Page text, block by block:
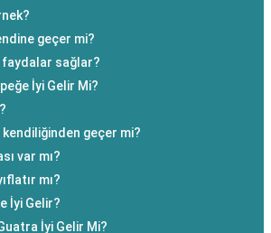
geçer mi?
faydalar sağlar?
İyi Gelir Mi?
kendiliğinden geçer mi?
var mı?
mı?
İyi Gelir?
İyi Gelir Mi?